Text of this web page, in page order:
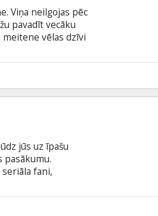
Viņa neilgojas pēc
pavadīt vecāku
vēlas dzīvi
Tagadne viņam
tornado
valodā.
jūs uz īpašu
pasākumu.
fani,
netiek iekļauti